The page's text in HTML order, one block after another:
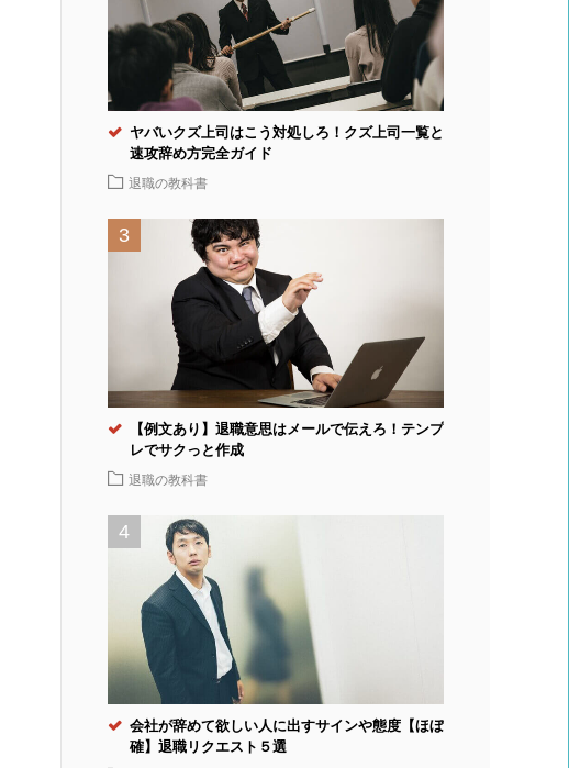
ヤバいクズ上司はこう対処しろ！クズ上司一覧と
速攻辞め方完全ガイド
退職の教科書
【例文あり】退職意思はメールで伝えろ！テンプ
レでサクっと作成
退職の教科書
会社が辞めて欲しい人に出すサインや態度【ほぼ
確】退職リクエスト５選